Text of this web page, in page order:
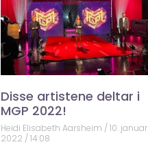
Disse artistene deltar i
MGP 2022!
Heidi Elisabeth Aarsheim 10. januar
2022 14:08